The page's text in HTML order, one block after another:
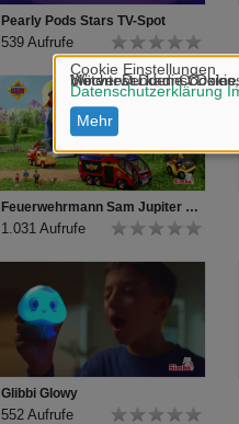
Pearly Pods Stars TV-Spot
539 Aufrufe
Feuerwehrmann Sam Jupiter TV-Spot
1.031 Aufrufe
Glibbi Glowy
552 Aufrufe